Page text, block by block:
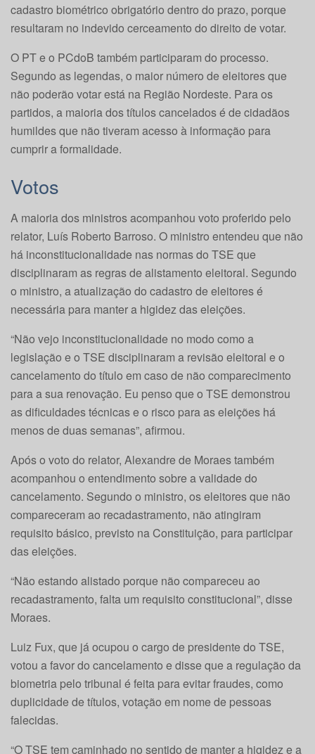
cadastro biométrico obrigatório dentro do prazo, porque
resultaram no indevido cerceamento do direito de votar.
O PT e o PCdoB também participaram do processo.
Segundo as legendas, o maior número de eleitores que
não poderão votar está na Região Nordeste. Para os
partidos, a maioria dos títulos cancelados é de cidadãos
humildes que não tiveram acesso à informação para
cumprir a formalidade.
Votos
A maioria dos ministros acompanhou voto proferido pelo
relator, Luís Roberto Barroso. O ministro entendeu que não
há inconstitucionalidade nas normas do TSE que
disciplinaram as regras de alistamento eleitoral. Segundo
o ministro, a atualização do cadastro de eleitores é
necessária para manter a higidez das eleições.
“Não vejo inconstitucionalidade no modo como a
legislação e o TSE disciplinaram a revisão eleitoral e o
cancelamento do título em caso de não comparecimento
para a sua renovação. Eu penso que o TSE demonstrou
as dificuldades técnicas e o risco para as eleições há
menos de duas semanas”, afirmou.
Após o voto do relator, Alexandre de Moraes também
acompanhou o entendimento sobre a validade do
cancelamento. Segundo o ministro, os eleitores que não
compareceram ao recadastramento, não atingiram
requisito básico, previsto na Constituição, para participar
das eleições.
“Não estando alistado porque não compareceu ao
recadastramento, falta um requisito constitucional”, disse
Moraes.
Luiz Fux, que já ocupou o cargo de presidente do TSE,
votou a favor do cancelamento e disse que a regulação da
biometria pelo tribunal é feita para evitar fraudes, como
duplicidade de títulos, votação em nome de pessoas
falecidas.
“O TSE tem caminhado no sentido de manter a higidez e a